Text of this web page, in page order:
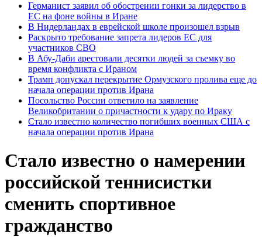
Германист заявил об обострении гонки за лидерство в
ЕС на фоне войны в Иране
В Нидерландах в еврейской школе произошел взрыв
Раскрыто требование запрета лидеров ЕС для
участников СВО
В Абу-Даби арестовали десятки людей за съемку во
время конфликта с Ираном
Трамп допускал перекрытие Ормузского пролива еще до
начала операции против Ирана
Посольство России ответило на заявление
Великобритании о причастности к удару по Ираку
Стало известно количество погибших военных США с
начала операции против Ирана
Стало известно о намерении
российской теннисистки
сменить спортивное
гражданство